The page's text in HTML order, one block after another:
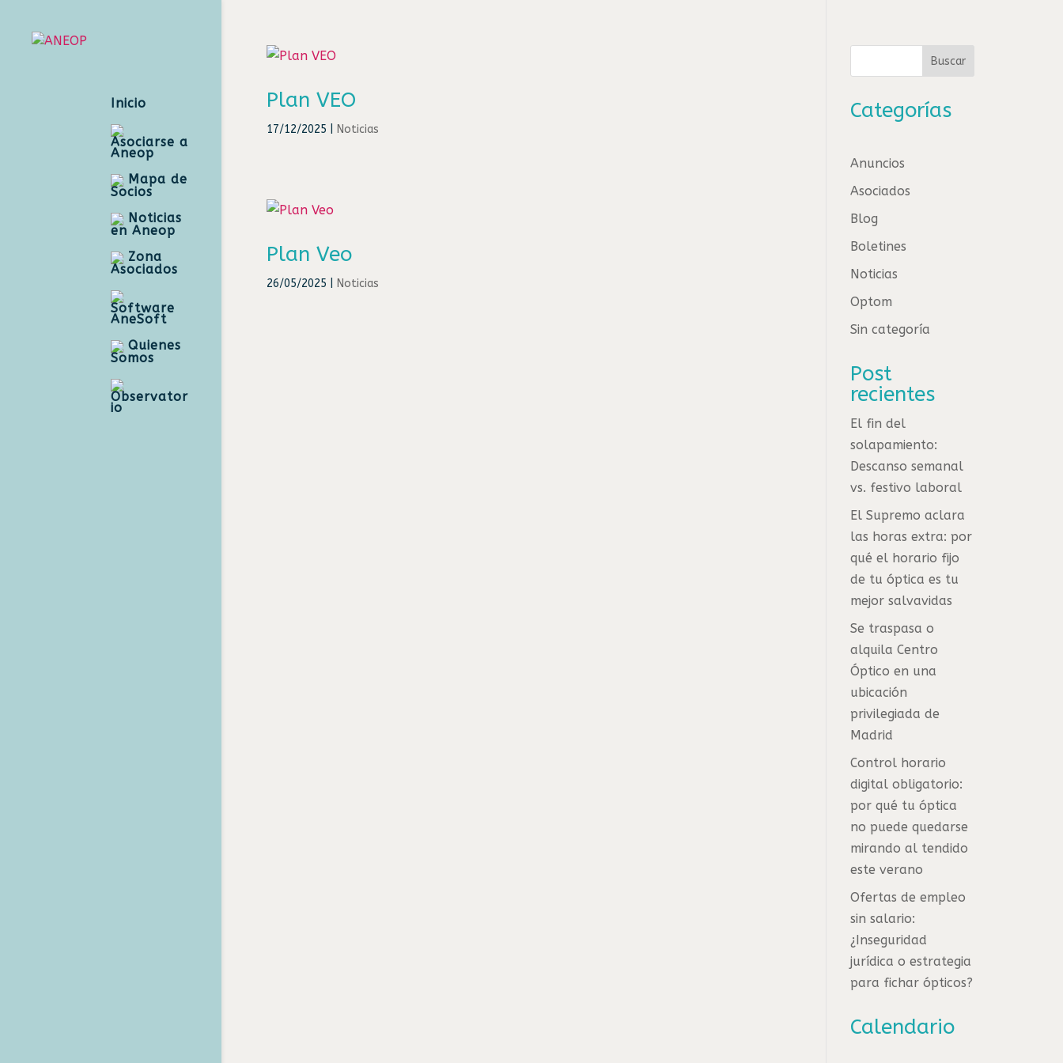
Inicio
Asociarse a
Aneop
Mapa de
Socios
Noticias
en Aneop
Zona
Asociados
Software
AneSoft
Quienes
Somos
Observator
io
Plan VEO
17/12/2025 Noticias
Plan Veo
26/05/2025 Noticias
Buscar
Categorías
Anuncios
Asociados
Blog
Boletines
Noticias
Optom
Sin categoría
Post
recientes
El fin del
solapamiento:
Descanso semanal
vs. festivo laboral
El Supremo aclara
las horas extra: por
qué el horario fijo
de tu óptica es tu
mejor salvavidas
Se traspasa o
alquila Centro
Óptico en una
ubicación
privilegiada de
Madrid
Control horario
digital obligatorio:
por qué tu óptica
no puede quedarse
mirando al tendido
este verano
Ofertas de empleo
sin salario:
¿Inseguridad
jurídica o estrategia
para fichar ópticos?
Calendario